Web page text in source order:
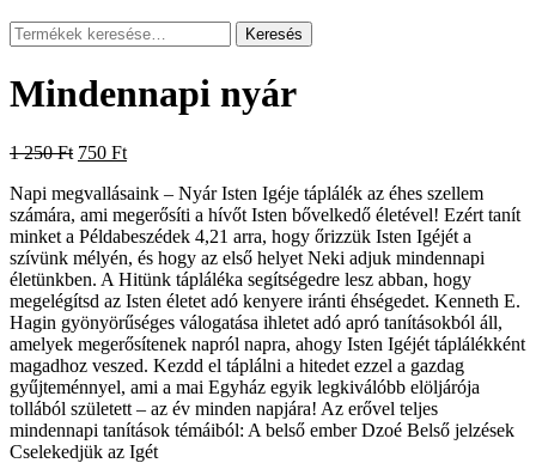
Keresés
a
Keresés
Mindennapi nyár
1 250Ft Original
was:
1
250 Ft.
750 FtCurrent
is:
750 Ft.
Napi megvallásaink – Nyár Isten Igéje táplálék az éhes szellem
számára, ami megerősíti a hívőt Isten bővelkedő életével! Ezért tanít
minket a Példabeszédek 4,21 arra, hogy őrizzük Isten Igéjét a
szívünk mélyén, és hogy az első helyet Neki adjuk mindennapi
életünkben. A Hitünk tápláléka segítségedre lesz abban, hogy
megelégítsd az Isten életet adó kenyere iránti éhségedet. Kenneth E.
Hagin gyönyörűséges válogatása ihletet adó apró tanításokból áll,
amelyek megerősítenek napról napra, ahogy Isten Igéjét táplálékként
magadhoz veszed. Kezdd el táplálni a hitedet ezzel a gazdag
gyűjteménnyel, ami a mai Egyház egyik legkiválóbb elöljárója
tollából született – az év minden napjára! Az erővel teljes
mindennapi tanítások témáiból: A belső ember Dzoé Belső jelzések
Cselekedjük az Igét